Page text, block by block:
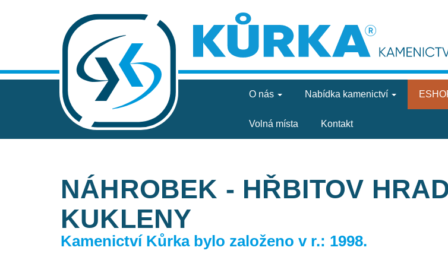
O nás Nabídka kamenictví
Volná místa Kontakt
NÁHROBEK - HŘBITOV
KUKLENY
Kamenictví Kůrka bylo založeno v r.: 1998.